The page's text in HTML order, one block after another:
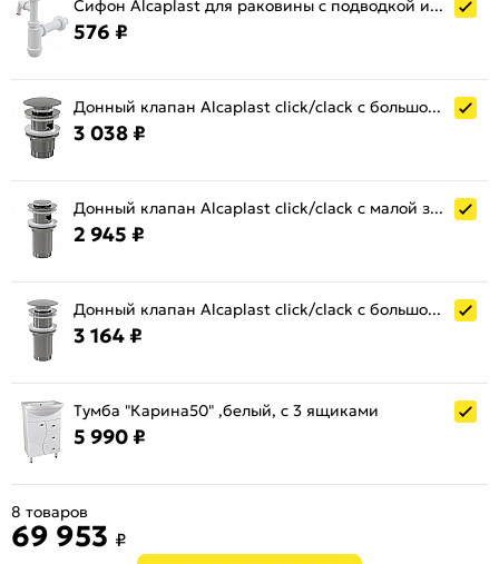
Сифон Alcaplast для раковины с подводкой и накидной гайкой A43P
576 ₽
Донный клапан Alcaplast click/clack с большой заглушкой A390
3 038 ₽
Донный клапан Alcaplast click/clack с малой заглушкой A391
2 945 ₽
Донный клапан Alcaplast click/clack с большой заглушкой A395
3 164 ₽
Тумба "Карина50" ,белый, с 3 ящиками
5 990 ₽
8 товаров
69 953 ₽